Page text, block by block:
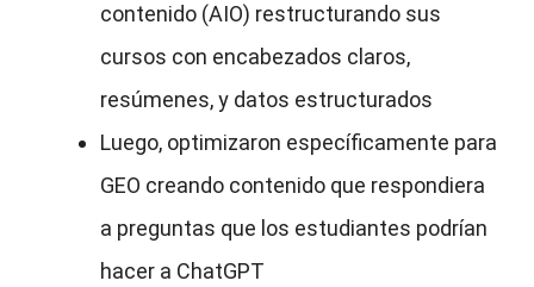
contenido (AIO) restructurando sus
cursos con encabezados claros,
resúmenes, y datos estructurados
Luego, optimizaron específicamente para
GEO creando contenido que respondiera
a preguntas que los estudiantes podrían
hacer a ChatGPT